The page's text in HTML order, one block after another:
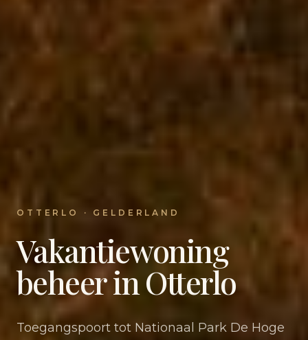
OTTERLO · GELDERLAND
Vakantiewoning
beheer in Otterlo
Toegangspoort tot Nationaal Park De Hoge